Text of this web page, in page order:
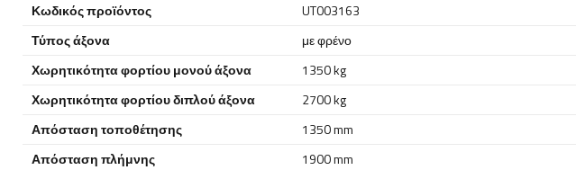
Κωδικός προϊόντος
UT003163
Τύπος άξονα
με φρένο
Χωρητικότητα φορτίου μονού άξονα
1350 kg
Χωρητικότητα φορτίου διπλού άξονα
2700 kg
Απόσταση τοποθέτησης
1350 mm
Απόσταση πλήμνης
1900 mm